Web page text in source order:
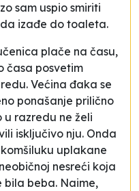
sam uspio smiriti
izađe do toaleta.
plače na času,
časa posvetim
Većina đaka se
ponašanje prilično
u razredu ne želi
isključivo nju. Onda
uplakane
nesreći koja
bila beba. Naime,